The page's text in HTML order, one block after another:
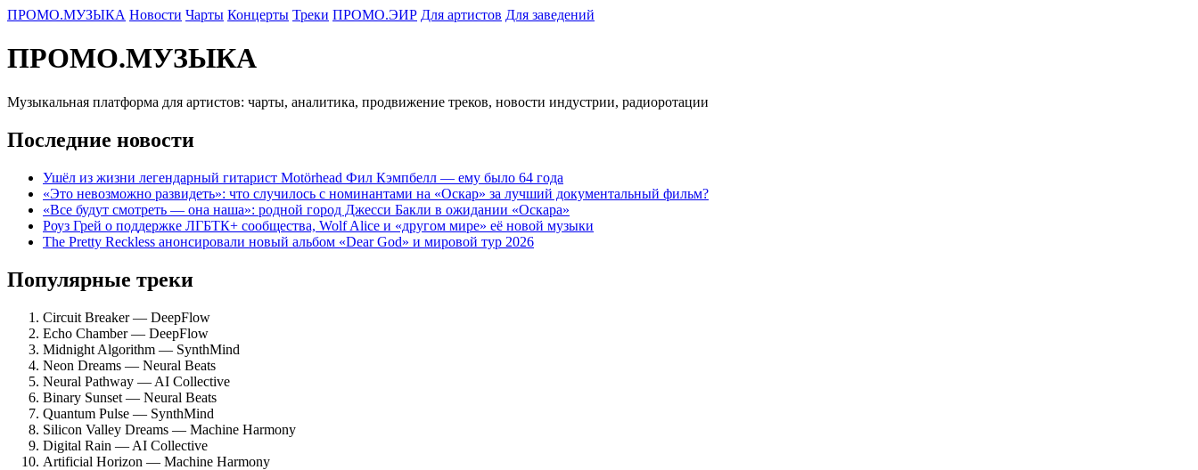
ПРОМО.МУЗЫКА Новости Чарты Концерты Треки ПРОМО.ЭИР Для артистов Для заведений
ПРОМО.МУЗЫКА
Музыкальная платформа для артистов: чарты, аналитика, продвижение треков, новости индустрии, радиоротации
Последние новости
Ушёл из жизни легендарный гитарист Motörhead Фил Кэмпбелл — ему было 64 года
«Это невозможно развидеть»: что случилось с номинантами на «Оскар» за лучший документальный фильм?
«Все будут смотреть — она наша»: родной город Джесси Бакли в ожидании «Оскара»
Роуз Грей о поддержке ЛГБТК+ сообщества, Wolf Alice и «другом мире» её новой музыки
The Pretty Reckless анонсировали новый альбом «Dear God» и мировой тур 2026
Популярные треки
Circuit Breaker — DeepFlow
Echo Chamber — DeepFlow
Midnight Algorithm — SynthMind
Neon Dreams — Neural Beats
Neural Pathway — AI Collective
Binary Sunset — Neural Beats
Quantum Pulse — SynthMind
Silicon Valley Dreams — Machine Harmony
Digital Rain — AI Collective
Artificial Horizon — Machine Harmony